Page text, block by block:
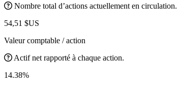
Nombre total d’actions actuellement en circulation.
54,51 $US
Valeur comptable / action
Actif net rapporté à chaque action.
14.38%